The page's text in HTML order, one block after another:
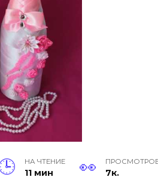
НА ЧТЕНИЕ
11 мин 7к.